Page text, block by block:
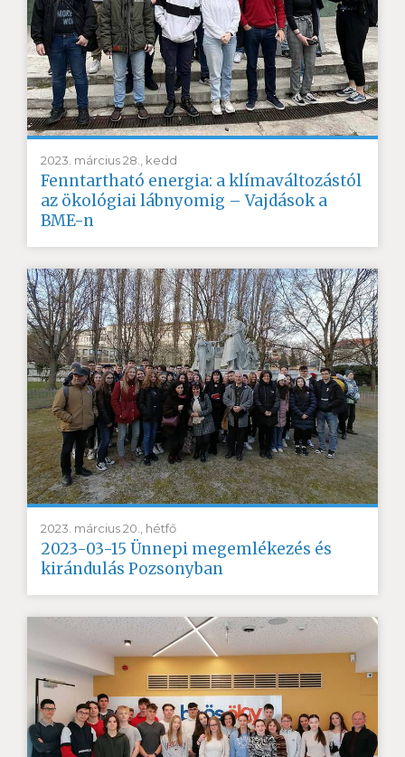
2023. március 28., kedd
Fenntartható energia: a klímaváltozástól
az ökológiai lábnyomig – Vajdások a
BME-n
2023. március 20., hétfő
2023-03-15 Ünnepi megemlékezés és
kirándulás Pozsonyban